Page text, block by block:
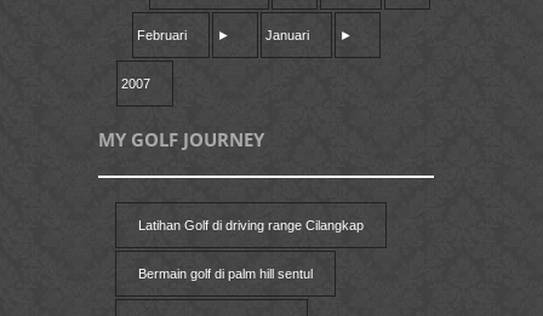
Februari ► Januari ►
2007
MY GOLF JOURNEY
Latihan Golf di driving range Cilangkap
Bermain golf di palm hill sentul